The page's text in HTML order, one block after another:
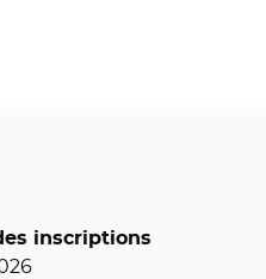
inscriptions